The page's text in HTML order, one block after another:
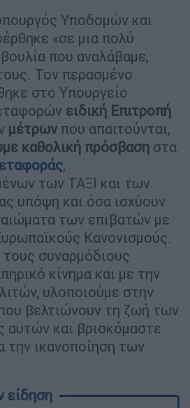
Υποδομών και
«σε μια πολύ
που αναλάβαμε,
Τον περασμένο
στο Υπουργείο
ειδική Επιτροπή
μέτρων που απαιτούνται,
καθολική πρόσβαση στα
,
των ΤΑΞΙ και των
υπόψη και όσα ισχύουν
των επιβατών με
Κανονισμούς.
συναρμόδιους
κίνημα και με την
υλοποιούμε στην
βελτιώνουν τη ζωή των
και βρισκόμαστε
την ικανοποίηση των